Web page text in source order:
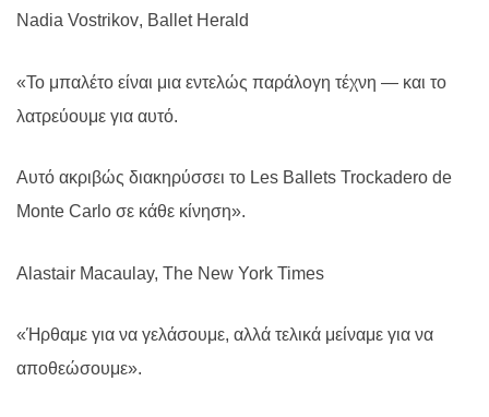
Nadia Vostrikov, Ballet Herald
«Το μπαλέτο είναι μια εντελώς παράλογη τέχνη — και το
λατρεύουμε για αυτό.
Αυτό ακριβώς διακηρύσσει το Les Ballets Trockadero de
Monte Carlo σε κάθε κίνηση».
Alastair Macaulay, The New York Times
«Ήρθαμε για να γελάσουμε, αλλά τελικά μείναμε για να
αποθεώσουμε».